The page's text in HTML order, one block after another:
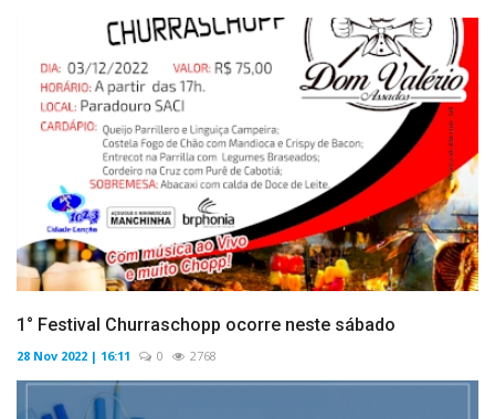
1° Festival Churraschopp ocorre neste sábado
28 Nov 2022 | 16:11 0 2768